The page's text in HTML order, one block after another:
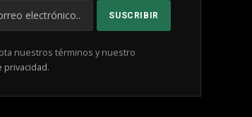
nuestros términos y nuestro
privacidad.